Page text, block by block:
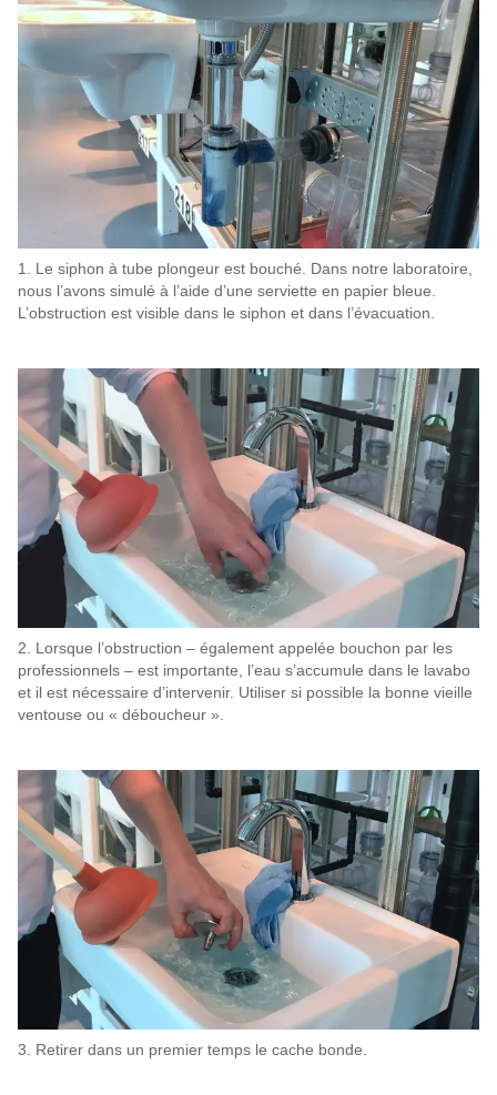
1. Le siphon à tube plongeur est bouché. Dans notre laboratoire,
nous l’avons simulé à l’aide d’une serviette en papier bleue.
L’obstruction est visible dans le siphon et dans l’évacuation.
2. Lorsque l’obstruction – également appelée bouchon par les
professionnels – est importante, l’eau s’accumule dans le lavabo
et il est nécessaire d’intervenir. Utiliser si possible la bonne vieille
ventouse ou « déboucheur ».
3. Retirer dans un premier temps le cache bonde.